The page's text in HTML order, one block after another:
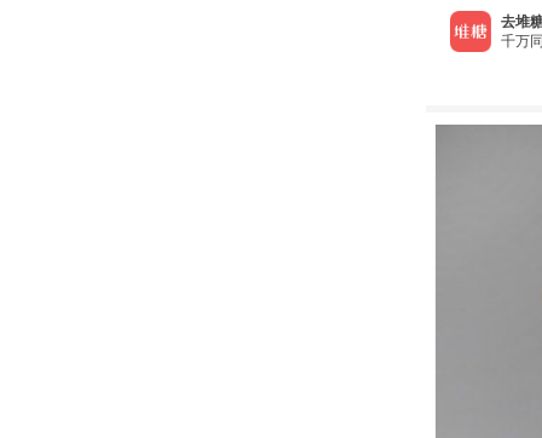
去堆
千万